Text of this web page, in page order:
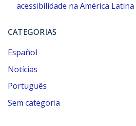
acessibilidade na América Latina
CATEGORIAS
Español
Notícias
Português
Sem categoria